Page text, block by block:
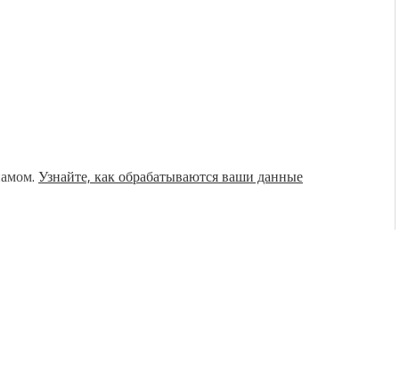
Узнайте, как обрабатываются ваши данные